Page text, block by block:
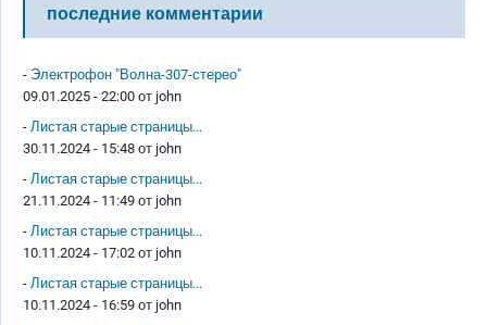
последние комментарии
- Электрофон "Волна-307-стерео"
09.01.2025 - 22:00 от john
- Листая старые страницы...
30.11.2024 - 15:48 от john
- Листая старые страницы...
21.11.2024 - 11:49 от john
- Листая старые страницы...
10.11.2024 - 17:02 от john
- Листая старые страницы...
10.11.2024 - 16:59 от john